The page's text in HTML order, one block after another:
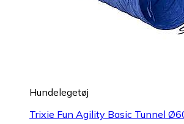
Hundelegetøj
Trixie Fun Agility Basic Tunnel